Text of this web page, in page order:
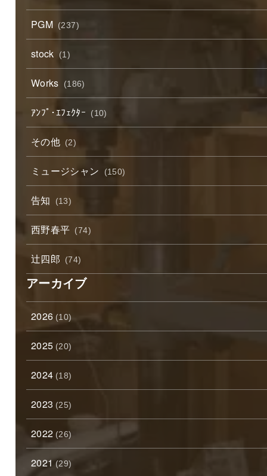
PGM (237)
stock (1)
Works (186)
ｱﾝﾌﾟ･ｴﾌｪｸﾀｰ (10)
その他 (2)
ミュージシャン (150)
告知 (13)
西野春平 (74)
辻四郎 (74)
アーカイブ
2026 (10)
2025 (20)
2024 (18)
2023 (25)
2022 (26)
2021 (29)